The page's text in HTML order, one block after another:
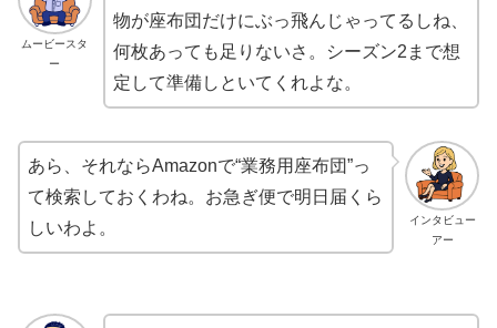
ムービースタ
ー
物が座布団だけにぶっ飛んじゃってるしね、
何枚あっても足りないさ。シーズン2まで想
定して準備しといてくれよな。
インタビュー
アー
あら、それならAmazonで“業務用座布団”っ
て検索しておくわね。お急ぎ便で明日届くら
しいわよ。